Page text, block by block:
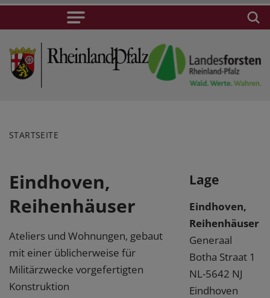
STARTSEITE
Eindhoven,
Reihenhäuser
Ateliers und Wohnungen, gebaut
mit einer üblicherweise für
Militärzwecke vorgefertigten
Konstruktion
Lage
Eindhoven,
Reihenhäuser
Generaal
Botha Straat 1
NL-5642 NJ
Eindhoven